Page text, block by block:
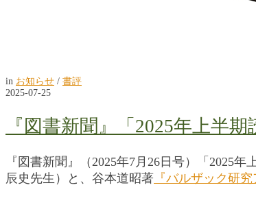
in お知らせ / 書評
2025-07-25
『図書新聞』「2025年上半
『図書新聞』（2025年7月26日号）「2025
辰史先生）と、谷本道昭著 『バルザック研